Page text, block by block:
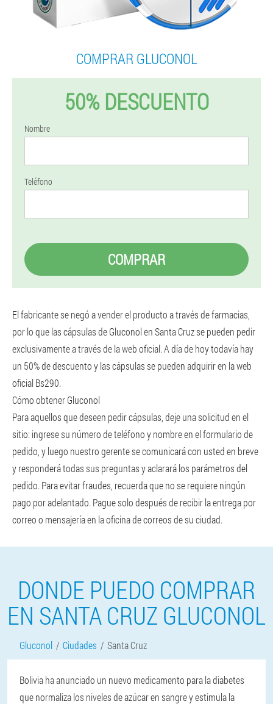
COMPRAR GLUCONOL
50% DESCUENTO
Nombre
Teléfono
COMPRAR
El fabricante se negó a vender el producto a través de farmacias,
por lo que las cápsulas de Gluconol en Santa Cruz se pueden pedir
exclusivamente a través de la web oficial. A día de hoy todavía hay
un 50% de descuento y las cápsulas se pueden adquirir en la web
oficial Bs290.
Cómo obtener Gluconol
Para aquellos que deseen pedir cápsulas, deje una solicitud en el
sitio: ingrese su número de teléfono y nombre en el formulario de
pedido, y luego nuestro gerente se comunicará con usted en breve
y responderá todas sus preguntas y aclarará los parámetros del
pedido. Para evitar fraudes, recuerda que no se requiere ningún
pago por adelantado. Pague solo después de recibir la entrega por
correo o mensajería en la oficina de correos de su ciudad.
DONDE PUEDO COMPRAR
EN SANTA CRUZ GLUCONOL
Gluconol Ciudades Santa Cruz
Bolivia ha anunciado un nuevo medicamento para la diabetes
que normaliza los niveles de azúcar en sangre y estimula la